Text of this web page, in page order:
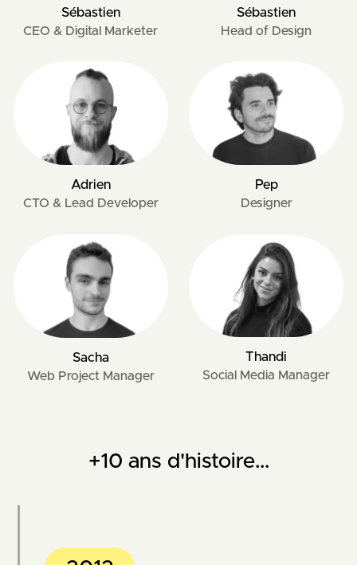
Sébastien
CEO & Digital Marketer
Sébastien
Head of Design
Adrien
CTO & Lead Developer
Pep
Designer
Sacha
Web Project Manager
Thandi
Social Media Manager
+10 ans d'histoire...